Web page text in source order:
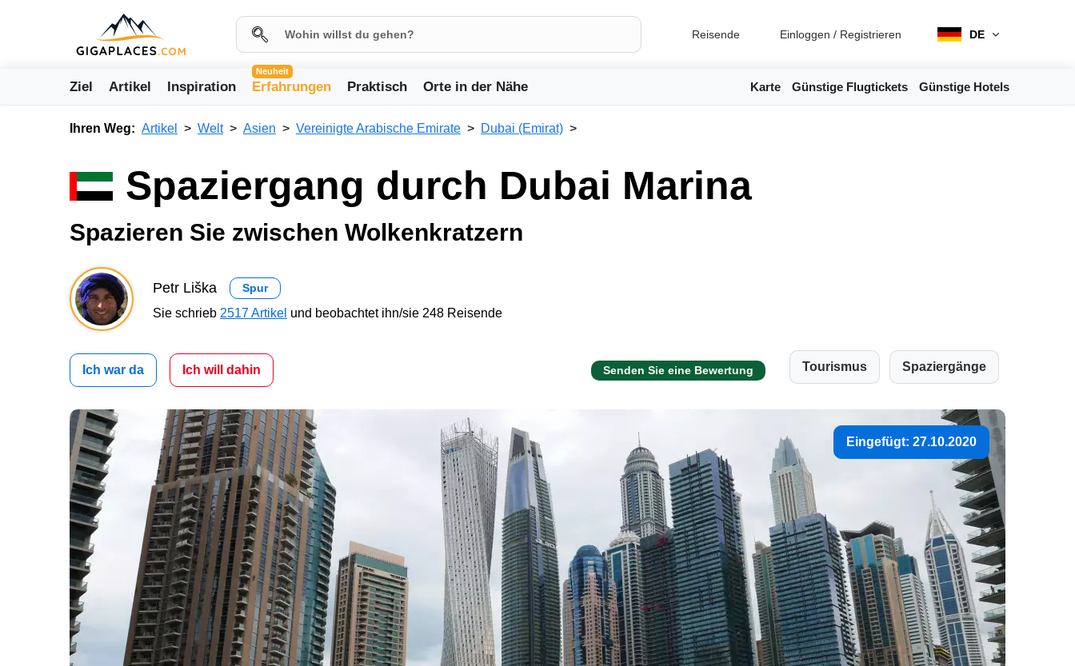
Reisende Einloggen / Registrieren DE
Ziel Artikel Inspiration
Neuheit
Erfahrungen Praktisch Orte in der Nähe Karte Günstige Flugtickets Günstige Hotels
Ihren Weg: Artikel Welt Asien Vereinigte Arabische Emirate Dubai (Emirat)
Spaziergang durch Dubai Marina
Spazieren Sie zwischen Wolkenkratzern
Petr Liška Spur
Sie schrieb 2517 Artikel und beobachtet ihn/sie 248 Reisende
Ich war da Ich will dahin Senden Sie eine Bewertung Tourismus Spaziergänge
Eingefügt: 27.10.2020